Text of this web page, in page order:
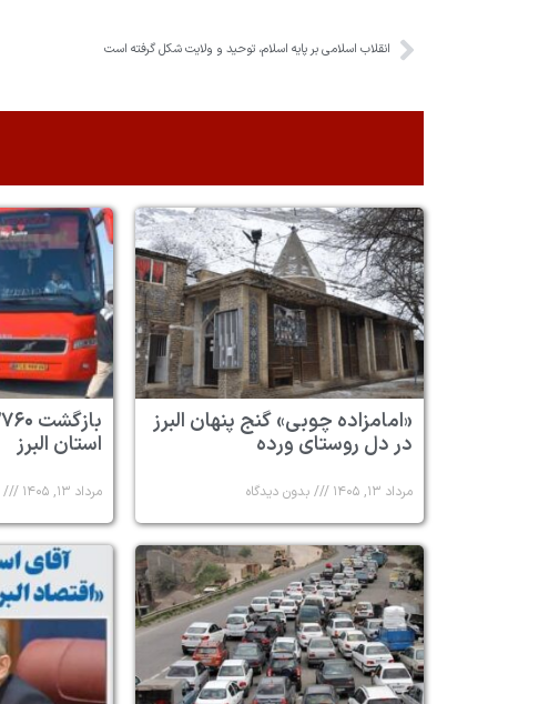
انقلاب اسلامی بر پایه اسلام، توحید و ولایت شکل گرفته است
«امامزاده چوبی» گنج پنهان البرز
در دل روستای ورده
مرداد ۱۳, ۱۴۰۵ بدون دیدگاه
استان البرز
مرداد ۱۳, ۱۴۰۵